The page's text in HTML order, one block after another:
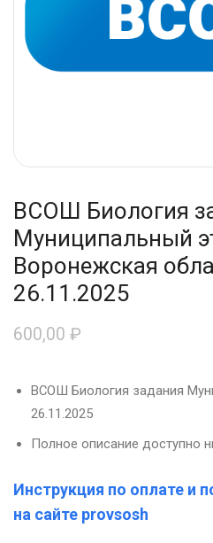
ВСОШ Биология
Муниципальный
Воронежская
26.11.2025
600,00 ₽
ВСОШ Биология задания
26.11.2025
Полное описание доступно
Инструкция по оплате и
на сайте provsosh